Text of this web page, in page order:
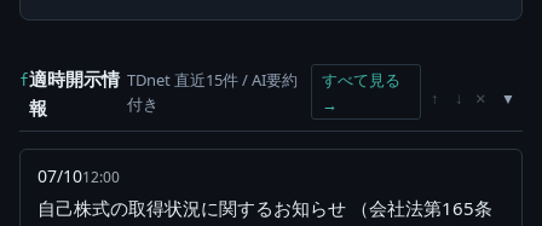
f適時開示情
報
TDnet 直近15件 / AI要約
付き
すべて見る
→
↑ ↓ ×
07/1012:00
自己株式の取得状況に関するお知らせ （会社法第165条